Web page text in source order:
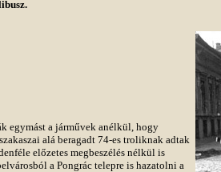
egymást a járművek anélkül, hogy
alá beragadt 74-es troliknak adtak
előzetes megbeszélés nélkül is
a Pongrác telepre is hazatolni a